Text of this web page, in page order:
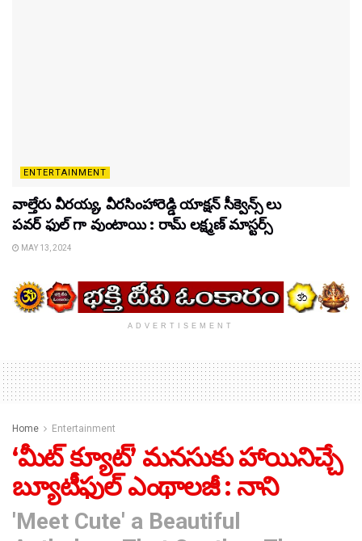
ENTERTAINMENT
వాల్తేరు వీరయ్య, వీరసింహారెడ్డి యాక్షన్ సీక్వెన్స్ లు
పవర్ ఫుల్ గా వుంటాయి : రామ్ లక్ష్మణ్ మాస్టర్స్
MAY 13, 2024
ADVERTISEMENT
Home Entertainment
‘మీట్ క్యూట్’ మనసుకు హాయినిచ్చే
బ్యూటీఫుల్ ఎంథాలజీ : నాని
'Meet Cute' a Beautiful